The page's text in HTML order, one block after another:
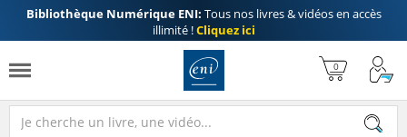
Bibliothèque Numérique ENI: Tous nos livres & vidéos en accès
illimité !Cliquez ici